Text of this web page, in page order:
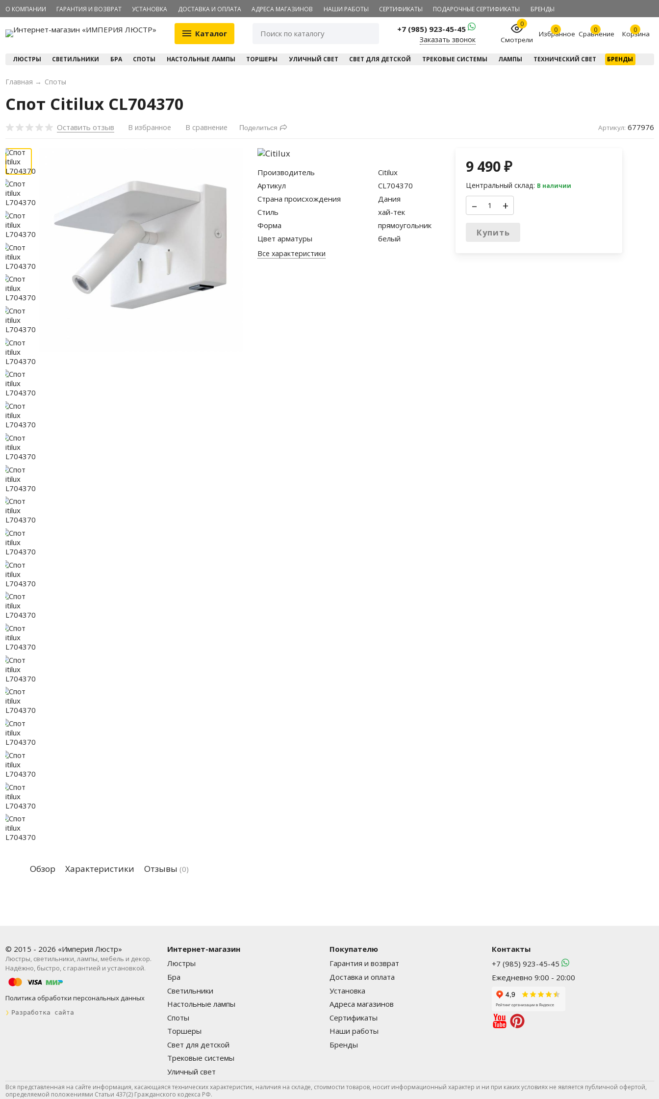
О КОМПАНИИ ГАРАНТИЯ И ВОЗВРАТ УСТАНОВКА ДОСТАВКА И ОПЛАТА АДРЕСА МАГАЗИНОВ НАШИ РАБОТЫ СЕРТИФИКАТЫ ПОДАРОЧНЫЕ СЕРТИФИКАТЫ БРЕНДЫ
Каталог +7 (985) 923-45-45
Заказать звонок
0
Смотрели
0
Избранное 0
Сравнение 0
Корзина
ЛЮСТРЫ СВЕТИЛЬНИКИ БРА СПОТЫ НАСТОЛЬНЫЕ ЛАМПЫ ТОРШЕРЫ УЛИЧНЫЙ СВЕТ СВЕТ ДЛЯ ДЕТСКОЙ ТРЕКОВЫЕ СИСТЕМЫ ЛАМПЫ ТЕХНИЧЕСКИЙ СВЕТ БРЕНДЫ
Главная → Споты
Спот Citilux CL704370
Оставить отзыв В избранное В сравнение Поделиться Артикул: 677976
Производитель
Citilux
Артикул
CL704370
Страна происхождения
Дания
Стиль
хай-тек
Форма
прямоугольник
Цвет арматуры
белый
Все характеристики
9 490₽
Центральный склад: В наличии
– +
Купить
Обзор Характеристики Отзывы (0)
© 2015 - 2026 «Империя Люстр»
Люстры, светильники, лампы, мебель и декор.
Надёжно, быстро, с гарантией и установкой.
Политика обработки персональных данных
❯ Разработка сайта
Интернет-магазин
Люстры
Бра
Светильники
Настольные лампы
Споты
Торшеры
Свет для детской
Трековые системы
Уличный свет
Покупателю
Гарантия и возврат
Доставка и оплата
Установка
Адреса магазинов
Сертификаты
Наши работы
Бренды
Контакты
+7 (985) 923-45-45
Ежедневно 9:00 - 20:00
Вся представленная на сайте информация, касающаяся технических характеристик, наличия на складе, стоимости товаров, носит информационный характер и ни при каких условиях не является публичной офертой,
определяемой положениями Статьи 437(2) Гражданского кодекса РФ.